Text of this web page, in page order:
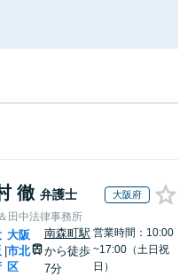
徹 弁護士 大阪府
田中法律事務所
大阪
市北
区
南森町駅
から徒歩
7分
営業時間：10:00
~17:00（土日祝
日）